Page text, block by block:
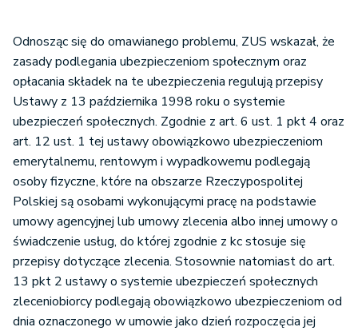
Odnosząc się do omawianego problemu, ZUS wskazał, że
zasady podlegania ubezpieczeniom społecznym oraz
opłacania składek na te ubezpieczenia regulują przepisy
Ustawy z 13 października 1998 roku o systemie
ubezpieczeń społecznych. Zgodnie z art. 6 ust. 1 pkt 4 oraz
art. 12 ust. 1 tej ustawy obowiązkowo ubezpieczeniom
emerytalnemu, rentowym i wypadkowemu podlegają
osoby fizyczne, które na obszarze Rzeczypospolitej
Polskiej są osobami wykonującymi pracę na podstawie
umowy agencyjnej lub umowy zlecenia albo innej umowy o
świadczenie usług, do której zgodnie z kc stosuje się
przepisy dotyczące zlecenia. Stosownie natomiast do art.
13 pkt 2 ustawy o systemie ubezpieczeń społecznych
zleceniobiorcy podlegają obowiązkowo ubezpieczeniom od
dnia oznaczonego w umowie jako dzień rozpoczęcia jej